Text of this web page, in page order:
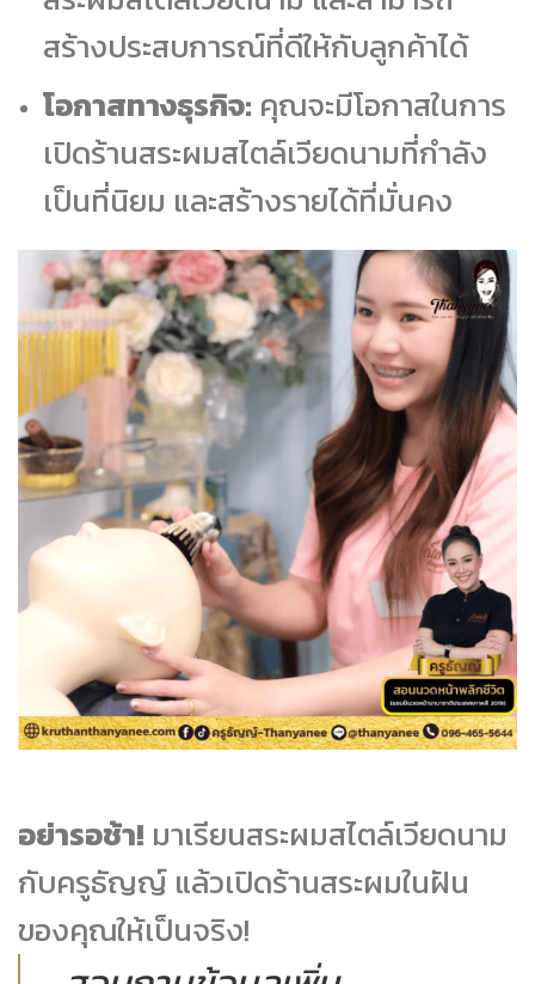
สร้างประสบการณ์ที่ดีให้กับลูกค้าได้
โอกาสทางธุรกิจ: คุณจะมีโอกาสในการ
เปิดร้านสระผมสไตล์เวียดนามที่กำลัง
เป็นที่นิยม และสร้างรายได้ที่มั่นคง
อย่ารอช้า! มาเรียนสระผมสไตล์เวียดนาม
กับครูธัญญ์ แล้วเปิดร้านสระผมในฝัน
ของคุณให้เป็นจริง!